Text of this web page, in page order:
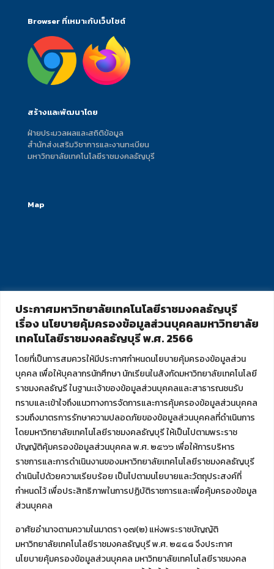
ประกาศมหาวิทยาลัยเทคโนโลยีราชมงคลธัญบุรี
เรื่อง นโยบายคุ้มครองข้อมูลส่วนบุคคลมหาวิทยาลัย
เทคโนโลยีราชมงคลธัญบุรี พ.ศ. 2566
โดยที่เป็นการสมควรให้มีประกาศกำหนดนโยบายคุ้มครองข้อมูลส่วน
บุคคล เพื่อให้บุคลากรนักศึกษา นักเรียนในสังกัดมหาวิทยาลัยเทคโนโลยี
ราชมงคลธัญรี ในฐานะเจ้าของข้อมูลส่วนบุคคลและสาธารณชนรับ
ทราบและเข้าใจถึงแนวทางการจัดการและการคุ้มครองข้อมูลส่วนบุคคล
รวมถึงมาตรการรักษาความปลอดภัยของข้อมูลส่วนบุคคลที่ดำเนินการ
โดยมหาวิทยาลัยเทคโนโลยีราชมงคลธัญบุรี ให้เป็นไปตามพระราช
บัญญัติคุ้มครองข้อมูลส่วนบุคคล พ.ศ. ๒๕๖๖ เพื่อให้การบริหาร
ราชการและการดำเนินงานของมหาวิทยาลัยเทคโนโลยีราชมงคลธัญบุรี
ดำเนินไปด้วยความเรียบร้อย เป็นไปตามนโยบายและวัตถุประสงค์ที่
กำหนดไว้ เพื่อประสิทธิภาพในการปฏิบัติราชการและเพื่อคุ้มครองข้อมูล
ส่วนบุคคล
อาศัยอำนาจตามความในมาตรา ๑๗(๒) แห่งพระราชบัญญัติ
มหาวิทยาลัยเทคโนโลยีราชมงคลธัญบุรี พ.ศ. ๒๕๔๘ จึงประกาศ
นโยบายคุ้มครองข้อมูลส่วนบุคคล มหาวิทยาลัยเทคโนโลยีราชมงคล
Browser ที่เหมาะกับเว็บไซต์
สร้างและพัฒนาโดย
ฝ่ายประมวลผลและสถิติข้อมูล
สำนักส่งเสริมวิชาการและงานทะเบียน
มหาวิทยาลัยเทคโนโลยีราชมงคลธัญบุรี
Map